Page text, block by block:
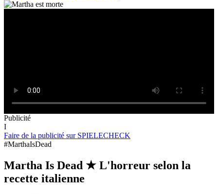
Publicité
I
Faire de la publicité sur SPIELECHECK
#MarthaIsDead
Martha Is Dead ★ L'horreur selon la
recette italienne